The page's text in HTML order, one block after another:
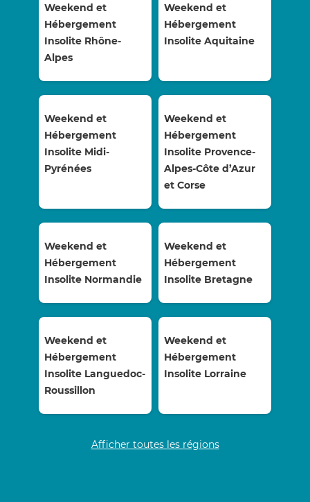
Weekend et
Hébergement
Insolite Rhône-
Alpes
Weekend et
Hébergement
Insolite Aquitaine
Weekend et
Hébergement
Insolite Midi-
Pyrénées
Weekend et
Hébergement
Insolite Provence-
Alpes-Côte d’Azur
et Corse
Weekend et
Hébergement
Insolite Normandie
Weekend et
Hébergement
Insolite Bretagne
Weekend et
Hébergement
Insolite Languedoc-
Roussillon
Weekend et
Hébergement
Insolite Lorraine
Afficher toutes les régions